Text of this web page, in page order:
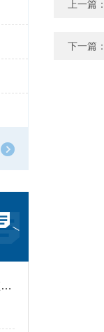
智慧农业新引擎：无线土壤墒情监测站
上一篇
下一篇